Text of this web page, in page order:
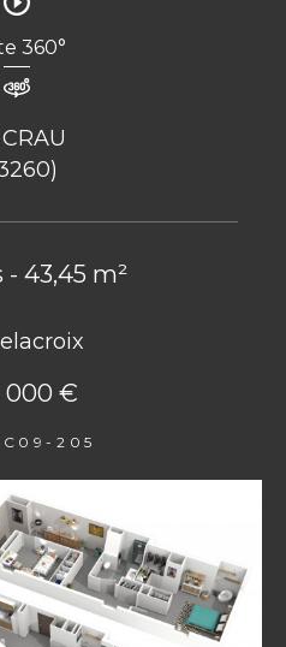
360°
- 43,45 m²
000 €
205